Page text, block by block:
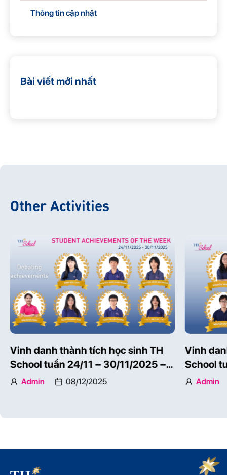
Thông tin cập nhật
Bài viết mới nhất
Other Activities
Vinh danh thành tích học sinh TH
School tuần 24/11 – 30/11/2025 –
Phần 1
Admin 08/12/2025
Vinh
School
Phần 2
Admin